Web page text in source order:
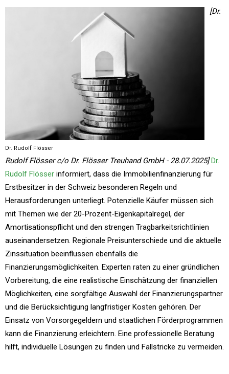
Dr. Rudolf Flösser
[Dr.
Rudolf Flösser c/o Dr. Flösser Treuhand GmbH - 28.07.2025] Dr.
Rudolf Flösser informiert, dass die Immobilienfinanzierung für
Erstbesitzer in der Schweiz besonderen Regeln und
Herausforderungen unterliegt. Potenzielle Käufer müssen sich
mit Themen wie der 20-Prozent-Eigenkapitalregel, der
Amortisationspflicht und den strengen Tragbarkeitsrichtlinien
auseinandersetzen. Regionale Preisunterschiede und die aktuelle
Zinssituation beeinflussen ebenfalls die
Finanzierungsmöglichkeiten. Experten raten zu einer gründlichen
Vorbereitung, die eine realistische Einschätzung der finanziellen
Möglichkeiten, eine sorgfältige Auswahl der Finanzierungspartner
und die Berücksichtigung langfristiger Kosten gehören. Der
Einsatz von Vorsorgegeldern und staatlichen Förderprogrammen
kann die Finanzierung erleichtern. Eine professionelle Beratung
hilft, individuelle Lösungen zu finden und Fallstricke zu vermeiden.